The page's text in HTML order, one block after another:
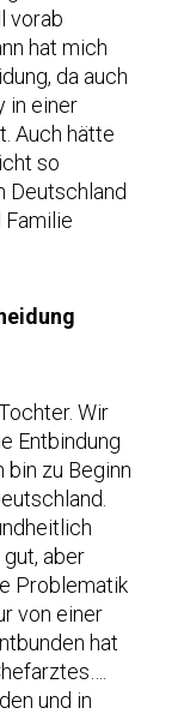
vorab
hat mich
da auch
in einer
Auch hätte
so
Deutschland
Familie
Wir
Entbindung
bin zu Beginn
aber
Problematik
von einer
hat
und in